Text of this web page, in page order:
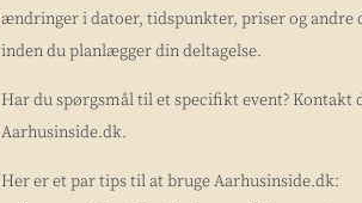
ændringer i datoer, tidspunkter, priser og
inden du planlægger din deltagelse.
Har du spørgsmål til et specifikt event?
Aarhusinside.dk.
Her er et par tips til at bruge Aarhusinside.dk: